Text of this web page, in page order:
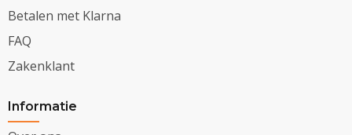
Betalen met Klarna
FAQ
Zakenklant
Informatie